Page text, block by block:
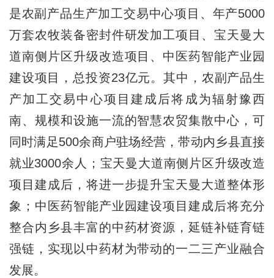
是农副产品生产加工交易中心项目、年产5000
万套农牧装备密封件研发加工项目、宝天曼大
道南侧片区升级改造项目、中医药智能产业园
建设项目，总投资23亿元。其中，农副产品生
产加工交易中心项目建成后将成为辐射豫西
南、规模和设施一流的智慧农贸集散中心，可
同时满足500余商户驻场经营，带动内乡县直接
就业3000余人；宝天曼大道南侧片区升级改造
项目建成后，将进一步提升宝天曼大道整体形
象；中医药智能产业园建设项目建成后将充分
整合内乡县丰富的中药材资源，延链补链育链
强链，实现以中药材为带动的一二三产业融合
发展。